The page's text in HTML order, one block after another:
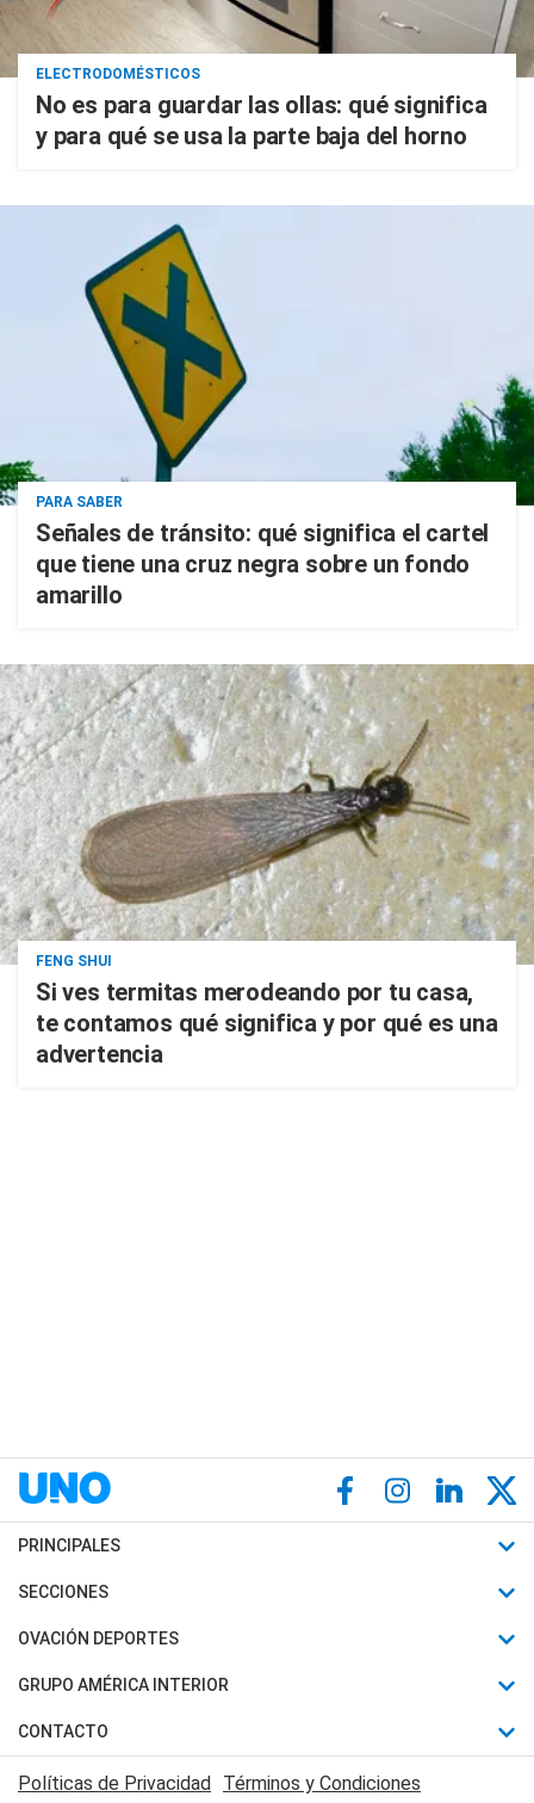
ELECTRODOMÉSTICOS
No es para guardar las ollas: qué significa
y para qué se usa la parte baja del horno
PARA SABER
Señales de tránsito: qué significa el cartel
que tiene una cruz negra sobre un fondo
amarillo
FENG SHUI
Si ves termitas merodeando por tu casa,
te contamos qué significa y por qué es una
advertencia
PRINCIPALES
Últimas Noticias
Política
Judiciales
Economia
SECCIONES
Horóscopo
Motores
Trucos caseros
Series y Películas
OVACIÓN DEPORTES
Fútbol
Mundial
Automovilismo
Rugby
GRUPO AMÉRICA INTERIOR
Canal 7 en Vivo
CONTACTO
Acerca de Nosotros
Políticas de Privacidad Términos y Condiciones